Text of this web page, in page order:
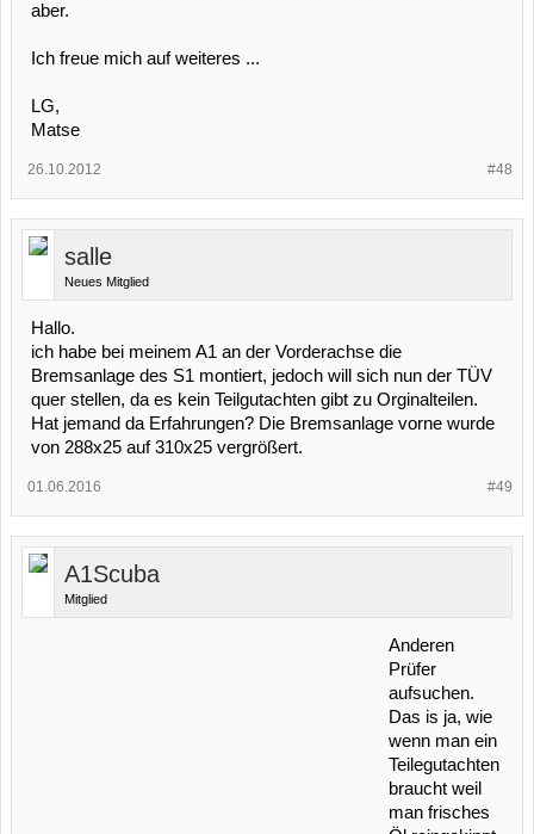
aber.
Ich freue mich auf weiteres ...
LG,
Matse
#48
26.10.2012
salle
Neues Mitglied
Hallo.
ich habe bei meinem A1 an der Vorderachse die
Bremsanlage des S1 montiert, jedoch will sich nun der TÜV
quer stellen, da es kein Teilgutachten gibt zu Orginalteilen.
Hat jemand da Erfahrungen? Die Bremsanlage vorne wurde
von 288x25 auf 310x25 vergrößert.
#49
01.06.2016
A1Scuba
Mitglied
Anderen
Prüfer
aufsuchen.
Das is ja, wie
wenn man ein
Teilegutachten
braucht weil
man frisches